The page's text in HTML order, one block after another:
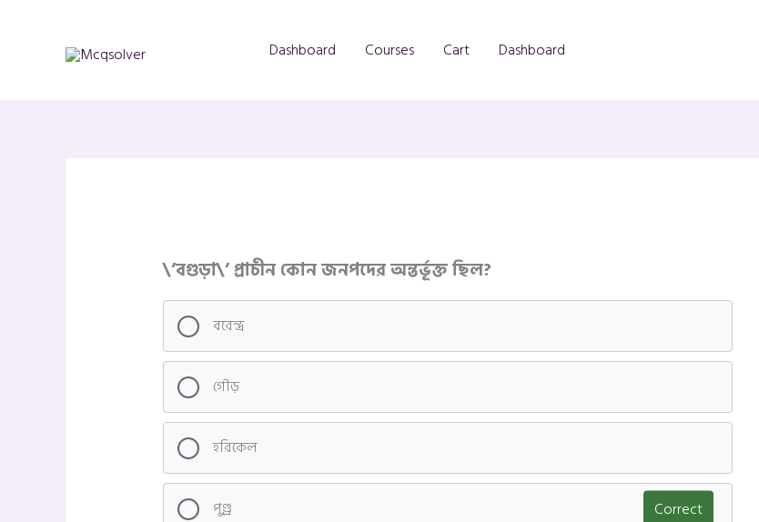
Dashboard Courses Cart Dashboard
\’বগুড়া\’ প্রাচীন কোন জনপদের অন্তর্ভূক্ত ছিল?
বরেন্দ্র
গৌড়
হরিকেল
পুণ্ড্র Correct